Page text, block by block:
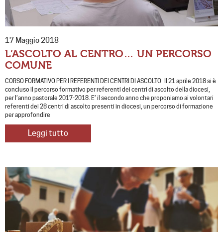
17 Maggio 2018
L’ASCOLTO AL CENTRO… UN PERCORSO
COMUNE
CORSO FORMATIVO PER I REFERENTI DEI CENTRI DI ASCOLTO Il 21 aprile 2018 si è
concluso il percorso formativo per referenti dei centri di ascolto della diocesi,
per l’anno pastorale 2017-2018. E’ il secondo anno che proponiamo ai volontari
referenti dei 28 centri di ascolto presenti in diocesi, un percorso di formazione
per approfondire
Leggi tutto